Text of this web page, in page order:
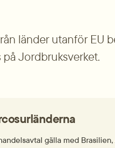
länder utanför EU
Jordbruksverket.
gälla med